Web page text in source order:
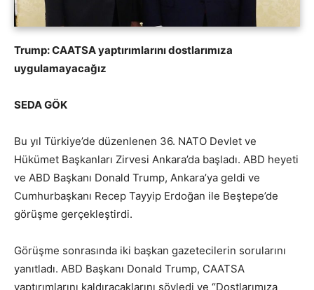
Trump: CAATSA yaptırımlarını dostlarımıza
uygulamayacağız
SEDA GÖK
Bu yıl Türkiye’de düzenlenen 36. NATO Devlet ve
Hükümet Başkanları Zirvesi Ankara’da başladı. ABD heyeti
ve ABD Başkanı Donald Trump, Ankara’ya geldi ve
Cumhurbaşkanı Recep Tayyip Erdoğan ile Beştepe’de
görüşme gerçekleştirdi.
Görüşme sonrasında iki başkan gazetecilerin sorularını
yanıtladı. ABD Başkanı Donald Trump, CAATSA
yaptırımlarını kaldıracaklarını söyledi ve “Dostlarımıza